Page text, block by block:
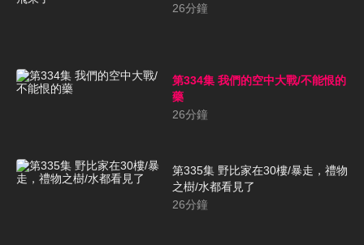
26分鐘
第334集 我們的空中大戰/不能恨的
藥
26分鐘
第335集 野比家在30樓/暴走，禮物
之樹/水都看見了
26分鐘